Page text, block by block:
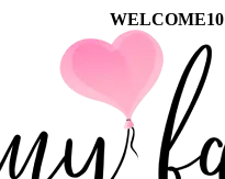
WELCOME10